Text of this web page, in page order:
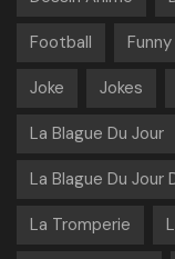
Football Funny
Joke Jokes
La Blague Du Jour
La Blague Du Jour
La Tromperie